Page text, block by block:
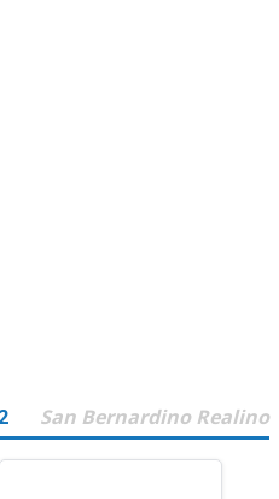
San Bernardino Realino